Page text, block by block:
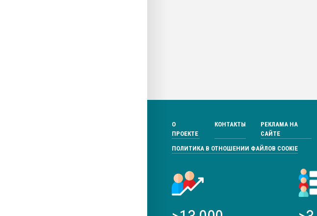
О
ПРОЕКТЕ
КОНТАКТЫ
РЕКЛАМА НА
САЙТЕ
ПОЛИТИКА В ОТНОШЕНИИ ФАЙЛОВ COOKIE